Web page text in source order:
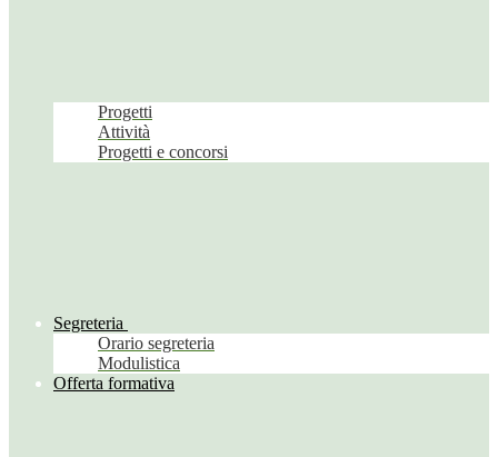
Progetti
Attività
Progetti e concorsi
Segreteria
Orario segreteria
Modulistica
Offerta formativa